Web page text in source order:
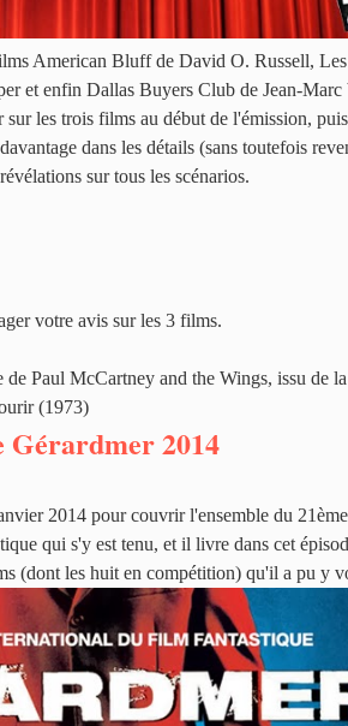
American Bluff de David O. Russell, Les
et enfin Dallas Buyers Club de Jean-Marc
les trois films au début de l'émission,
dans les détails (sans toutefois
sur tous les scénarios.
votre avis sur les 3 films.
Paul McCartney and the Wings, issu de
(1973)
Gérardmer 2014
2014 pour couvrir l'ensemble du 21ème
qui s'y est tenu, et il livre dans cet
(dont les huit en compétition) qu'il a pu y